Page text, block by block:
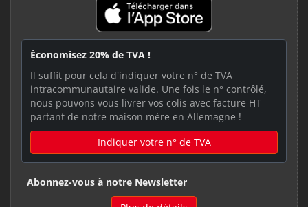
Économisez 20% de TVA !
Il suffit pour cela d'indiquer votre n° de TVA
intracommunautaire valide. Une fois le n° contrôlé,
nous pouvons vous livrer vos colis avec facture HT
partant de notre maison mère en Allemagne !
Indiquer votre n° de TVA
Abonnez-vous à notre Newsletter